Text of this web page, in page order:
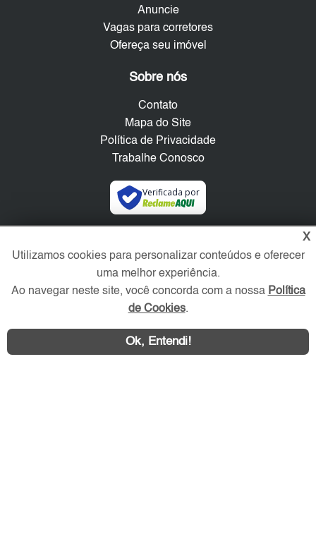
Anuncie
Vagas para corretores
Ofereça seu imóvel
Sobre nós
Contato
Mapa do Site
Política de Privacidade
Trabalhe Conosco
Verificada por
X
Utilizamos cookies para personalizar conteúdos e oferecer
uma melhor experiência.
Ao navegar neste site, você concorda com a nossa Política
de Cookies.
Ok, Entendi!